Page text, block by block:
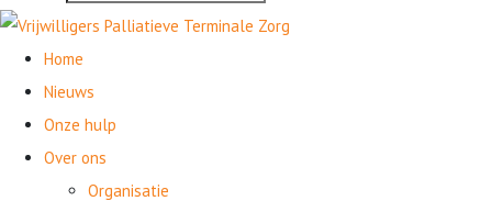
Home
Nieuws
Onze hulp
Over ons
Organisatie